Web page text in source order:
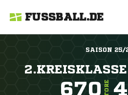
FUSSBALL.DE
SAISON 25/
670 TORE